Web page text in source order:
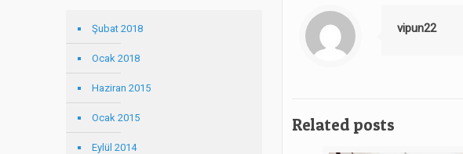
vipun22
Related posts
Şubat 2018
Ocak 2018
Haziran 2015
Ocak 2015
Eylül 2014